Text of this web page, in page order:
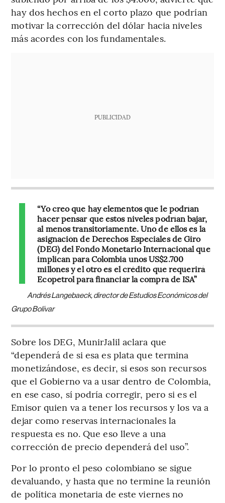
hay dos hechos en el corto plazo que podrían
motivar la corrección del dólar hacia niveles
más acordes con los fundamentales.
PUBLICIDAD
“Yo creo que hay elementos que le podrían
hacer pensar que estos niveles podrían bajar,
al menos transitoriamente. Uno de ellos es la
asignación de Derechos Especiales de Giro
(DEG) del Fondo Monetario Internacional que
implican para Colombia unos US$2.700
millones y el otro es el crédito que requerirá
Ecopetrol para financiar la compra de ISA”
Andrés Langebaeck, director de Estudios Económicos del
Grupo Bolívar
Sobre los DEG, MunirJalil aclara que
“dependerá de si esa es plata que termina
monetizándose, es decir, si esos son recursos
que el Gobierno va a usar dentro de Colombia,
en ese caso, sí podría corregir, pero si es el
Emisor quien va a tener los recursos y los va a
dejar como reservas internacionales la
respuesta es no. Que eso lleve a una
corrección de precio dependerá del uso”.
Por lo pronto el peso colombiano se sigue
devaluando, y hasta que no termine la reunión
de política monetaria de este viernes no